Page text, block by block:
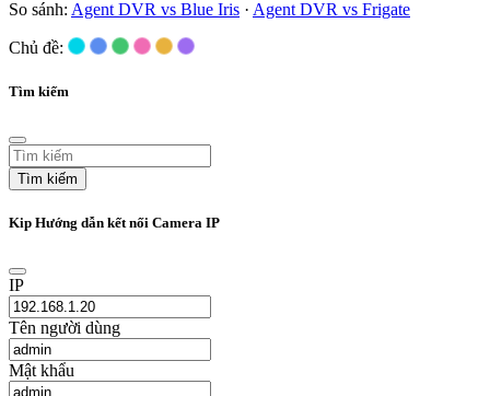
So sánh: Agent DVR vs Blue Iris · Agent DVR vs Frigate
Chủ đề:
Tìm kiếm
Tìm kiếm
Kip Hướng dẫn kết nối Camera IP
IP
Tên người dùng
Mật khẩu